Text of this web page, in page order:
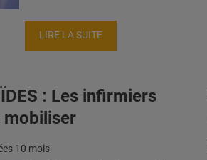
LIRE LA SUITE
: Les infirmiers
mobiliser
10 mois